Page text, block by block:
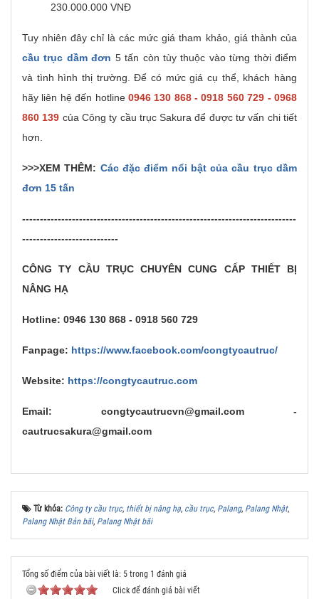
230.000.000 VNĐ
Tuy nhiên đây chỉ là các mức giá tham khảo, giá thành của
cầu trục dầm đơn 5 tấn còn tùy thuộc vào từng thời điểm
và tình hình thị trường. Để có mức giá cụ thể, khách hàng
hãy liên hệ đến hotline 0946 130 868 - 0918 560 729 - 0968
860 139 của Công ty cầu trục Sakura để được tư vấn chi tiết
hơn.
>>>XEM THÊM: Các đặc điểm nổi bật của cầu trục dầm
đơn 15 tấn
-----------------------------------------------------------------------------
---------------------------
CÔNG TY CẦU TRỤC CHUYÊN CUNG CẤP THIẾT BỊ
NÂNG HẠ
Hotline: 0946 130 868 - 0918 560 729
Fanpage: https://www.facebook.com/congtycautruc/
Website: https://congtycautruc.com
Email: congtycautrucvn@gmail.com -
cautrucsakura@gmail.com
Từ khóa: Công ty cầu trục, thiết bị nâng hạ, cầu trục, Palang, Palang Nhật,
Palang Nhật Bản bãi, Palang Nhật bãi
Tổng số điểm của bài viết là: 5 trong 1 đánh giá
Click để đánh giá bài viết